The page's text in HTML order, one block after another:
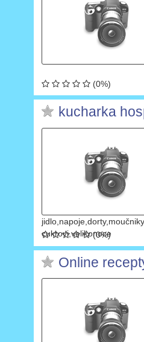
(0%)
kucharka
cukrovi,velikonoce
(0%)
Online